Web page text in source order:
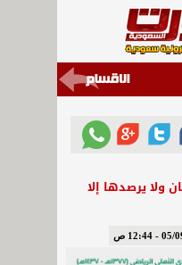
ولا يرصدها إلا